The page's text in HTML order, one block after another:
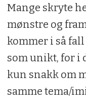
Mange skryte
mønstre og
kommer i så
som unikt, for i
kun snakk om
samme tema/